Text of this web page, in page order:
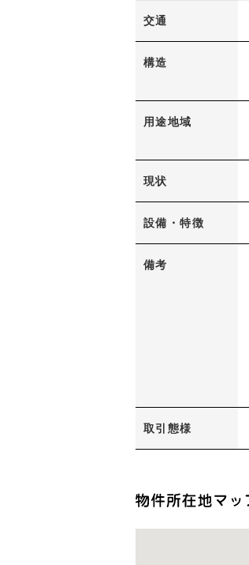
交通
構造
用途地域
現状
設備・特徴
備考
取引態様